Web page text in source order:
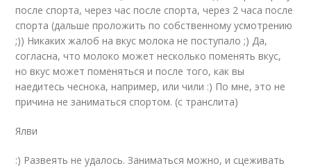
после спорта, через час после спорта, через 2 часа после
спорта (дальше проложить по собственному усмотрению
;)) Никаких жалоб на вкус молока не поступало ;) Да,
согласна, что молоко может несколько поменять вкус,
но вкус может поменяться и после того, как вы
наедитесь чеснока, например, или чили :) По мне, это не
причина не заниматься спортом. (с транслита)
Ялви
:) Развеять не удалось. Заниматься можно, и сцеживать